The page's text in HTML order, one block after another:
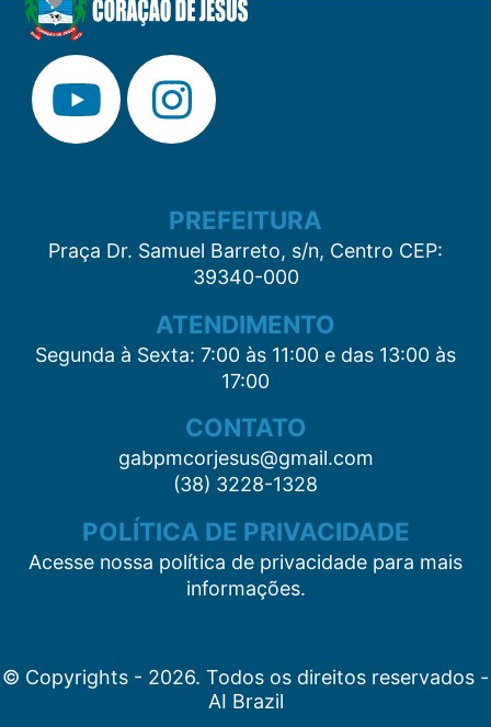
PREFEITURA
Praça Dr. Samuel Barreto, s/n, Centro CEP:
39340-000
ATENDIMENTO
Segunda à Sexta: 7:00 às 11:00 e das 13:00 às
17:00
CONTATO
gabpmcorjesus@gmail.com
(38) 3228-1328
POLÍTICA DE PRIVACIDADE
Acesse nossa política de privacidade para mais
informações.
© Copyrights - 2026. Todos os direitos reservados -
AI Brazil